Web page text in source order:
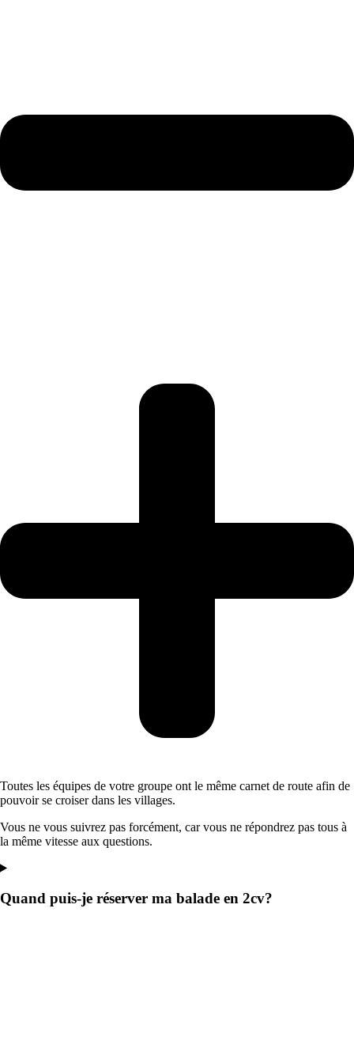
Toutes les équipes de votre groupe ont le même carnet de route afin de
pouvoir se croiser dans les villages.
Vous ne vous suivrez pas forcément, car vous ne répondrez pas tous à
la même vitesse aux questions.
Quand puis-je réserver ma balade en 2cv?